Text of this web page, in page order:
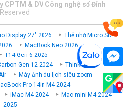
CPTM & DV Công nghệ số Đỉnh
Display 27" 2026
Thẻ nhớ Micro SD
MacBook Neo 2026
T14 Gen 6 2025
Gen 12 2024
ThinkPad P
Máy ảnh du lịch siêu zoom
Pro 14in M4 2024
iMac M4 2024
Mac mini M4 2024
2025